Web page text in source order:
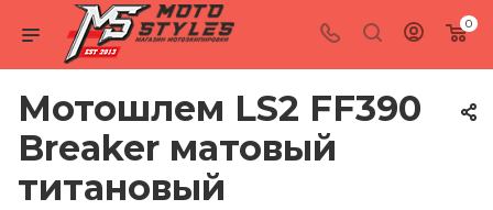
0
Мотошлем LS2 FF390
Breaker матовый
титановый